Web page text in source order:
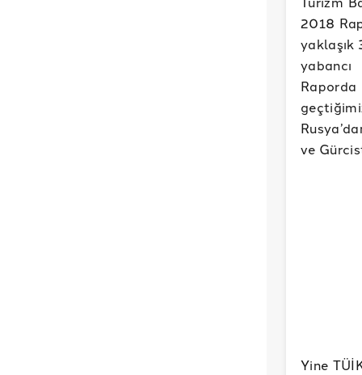
2018
yaklaşık
ve
Yine